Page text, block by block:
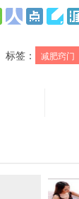
标签： 减肥窍门